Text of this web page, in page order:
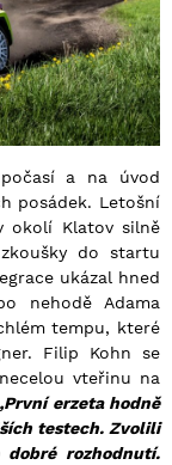
a na úvod
posádek. Letošní
okolí Klatov silně
do startu
ukázal hned
nehodě Adama
tempu, které
Filip Kohn se
vteřinu na
erzeta hodně
testech. Zvolili
rozhodnutí.